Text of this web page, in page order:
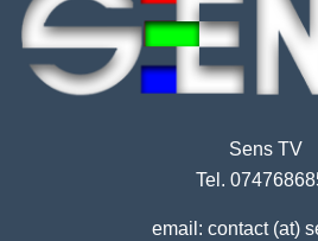
Sens TV
Tel.
email: contact (at)